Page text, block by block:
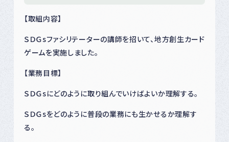
【取組内容】
ＳＤＧsファシリテーターの講師を招いて、地方創生カード
ゲームを実施しました。
【業務目標】
ＳＤＧsにどのように取り組んでいけばよいか理解する。
ＳＤＧsをどのように普段の業務にも生かせるか理解す
る。